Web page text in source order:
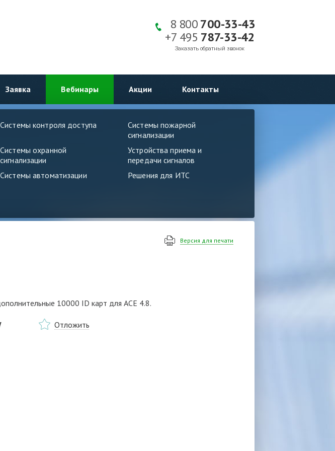
8 800700-33-43
+7 495 787-33-42
Заказать обратный звонок
Заявка Вебинары Акции Контакты
Системы контроля доступа
Системы пожарной
сигнализации
Системы охранной
сигнализации
Устройства приема и
передачи сигналов
Системы автоматизации
Решения для ИТС
Версия для печати
10000 ID карт для ACE 4.8.
Отложить